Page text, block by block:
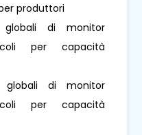
produttori
globali di monitor
per capacità
globali di monitor
per capacità